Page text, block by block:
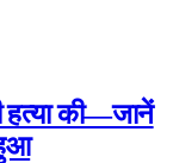
हत्या की—जानें